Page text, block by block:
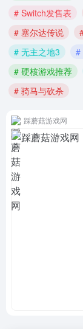
# Switch发售表
# 塞尔达传说
# 无主之地3
#
# 硬核游戏推荐
# 骑马与砍杀
踩蘑菇游戏网